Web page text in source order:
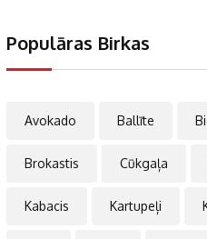
Populāras Birkas
Avokado Ballīte
Brokastis Cūkgaļa
Kabacis Kartupeļi